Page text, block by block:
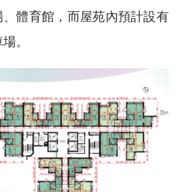
體育館，而屋苑內預計設有
。